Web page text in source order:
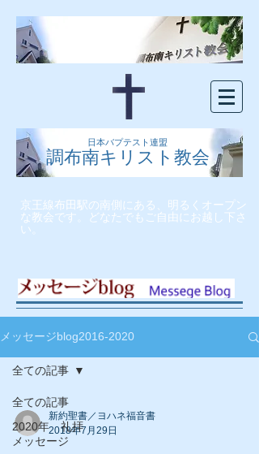
日本バプテスト連盟
調布南キリスト教会
京王線布田駅の南側にある、明るくオープン
な教会です。どなたでもご自由にお越し下さ
い。
メッセージblog2016-2020
全ての記事
2020年 礼拝
メッセージ
全ての記事
新約聖書／ヨハネ福音書
2018年7月29日